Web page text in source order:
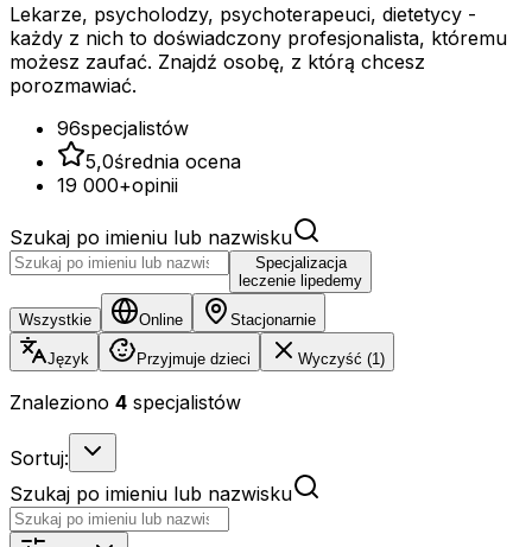
Lekarze, psycholodzy, psychoterapeuci, dietetycy -
każdy z nich to doświadczony profesjonalista, któremu
możesz zaufać. Znajdź osobę, z którą chcesz
porozmawiać.
96specjalistów
5,0średnia ocena
19 000+opinii
Szukaj po imieniu lub nazwisku
Specjalizacja
leczenie lipedemy
Wszystkie Online Stacjonarnie
Język Przyjmuje dzieci Wyczyść (1)
Znaleziono 4 specjalistów
Sortuj:
Szukaj po imieniu lub nazwisku